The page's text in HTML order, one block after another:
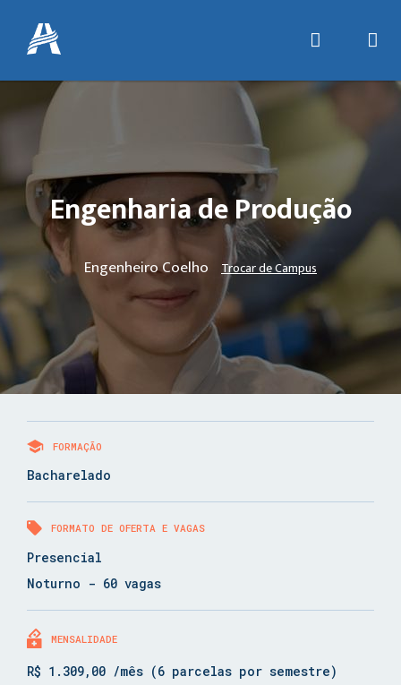
Engenharia de Produção
Engenheiro Coelho Trocar de Campus
FORMAÇÃO
Bacharelado
FORMATO DE OFERTA E VAGAS
Presencial
Noturno - 60 vagas
MENSALIDADE
R$ 1.309,00 /mês (6 parcelas por semestre)